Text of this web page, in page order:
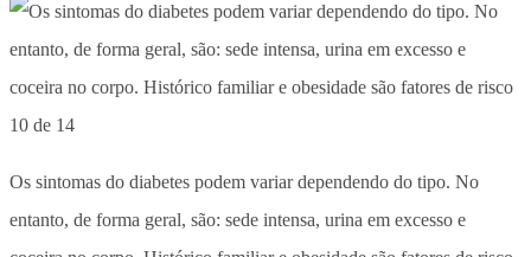
10 de 14
Os sintomas do diabetes podem variar dependendo do tipo. No
entanto, de forma geral, são: sede intensa, urina em excesso e